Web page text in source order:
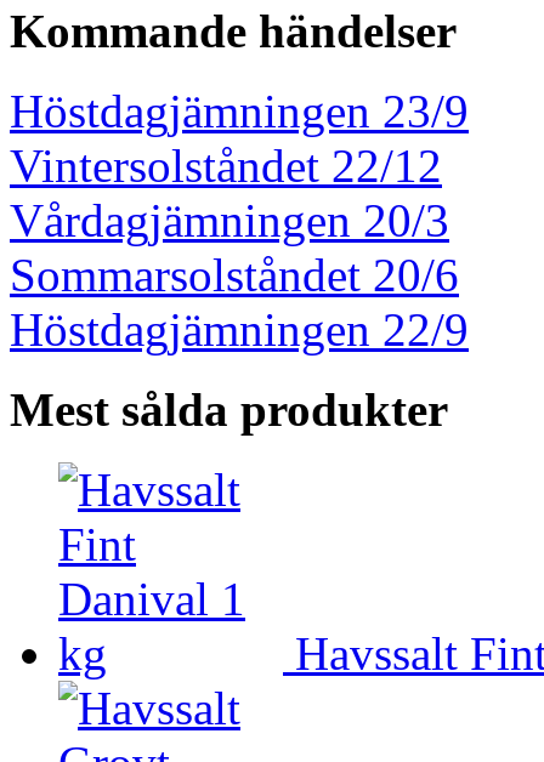
Kommande händelser
Höstdagjämningen 23/9
Vintersolståndet 22/12
Vårdagjämningen 20/3
Sommarsolståndet 20/6
Höstdagjämningen 22/9
Mest sålda produkter
Havssalt